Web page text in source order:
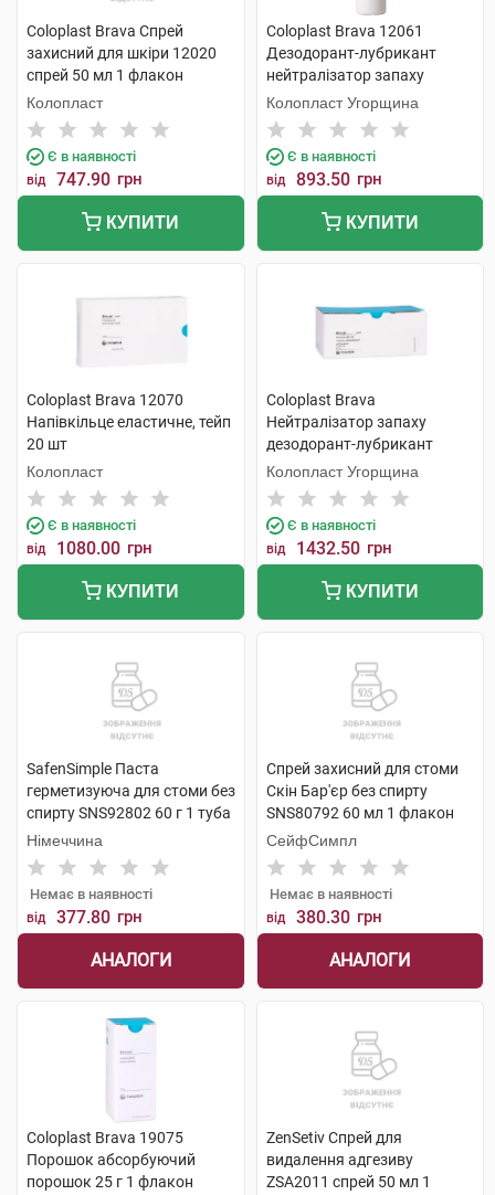
Coloplast Brava Спрей
захисний для шкіри 12020
спрей 50 мл 1 флакон
Колопласт
Є в наявності
від 747.90 грн
КУПИТИ
Coloplast Brava 12061
Дезодорант-лубрикант
нейтралізатор запаху
дезодорант 240 мл 1 флакон
Колопласт Угорщина
Є в наявності
від 893.50 грн
КУПИТИ
Coloplast Brava 12070
Напівкільце еластичне, тейп
20 шт
Колопласт
Є в наявності
від 1080.00 грн
КУПИТИ
Coloplast Brava
Нейтралізатор запаху
дезодорант-лубрикант
12060 дезодорант 7,5 мл 20
шт
Колопласт Угорщина
Є в наявності
від 1432.50 грн
КУПИТИ
SafenSimple Паста
герметизуюча для стоми без
спирту SNS92802 60 г 1 туба
Німеччина
Немає в наявності
від 377.80 грн
АНАЛОГИ
Спрей захисний для стоми
Скін Бар'єр без спирту
SNS80792 60 мл 1 флакон
СейфСимпл
Немає в наявності
від 380.30 грн
АНАЛОГИ
Coloplast Brava 19075
Порошок абсорбуючий
порошок 25 г 1 флакон
ZenSetiv Спрей для
видалення адгезиву
ZSA2011 спрей 50 мл 1